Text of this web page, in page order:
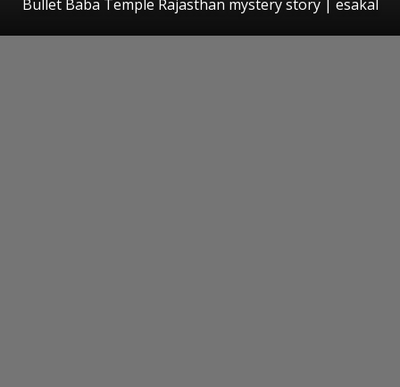
Bullet Baba Temple Rajasthan mystery story | esakal